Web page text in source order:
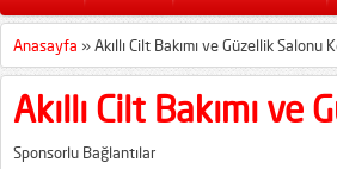
Anasayfa »Akıllı Cilt Bakımı ve Güzellik Salonu
Akıllı Cilt Bakımı
Sponsorlu Bağlantılar